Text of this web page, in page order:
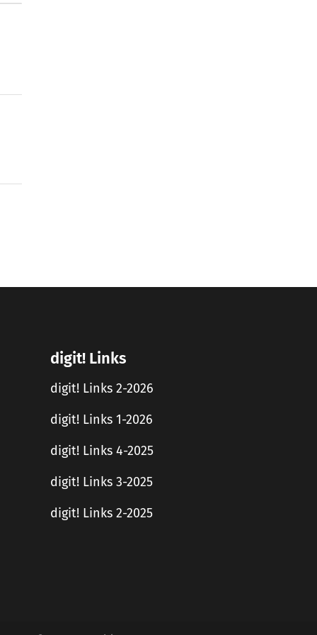
digit! Links
digit! Links 2-2026
digit! Links 1-2026
digit! Links 4-2025
digit! Links 3-2025
digit! Links 2-2025